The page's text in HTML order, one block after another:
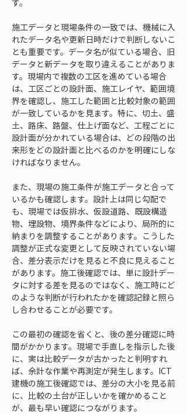
す。
施工データと現場条件の一致では、機械に入
れたデータ名や更新日時だけで判断しないこ
とも重要です。データ名が似ている場合、旧
データと新データを取り違えることがありま
す。現場内で複数の工区を進めている場合
は、工区ごとの設計面、施工レイヤ、範囲境
界を確認し、施工した範囲と比較対象の範囲
が一致しているかを見ます。特に、切土、盛
土、路床、路盤、仕上げ面など、工程ごとに
設計面が分かれている場合は、どの段階の出
来形をどの設計面と比べるのかを明確にしな
ければなりません。
また、現場の施工条件が施工データと合って
いるかも確認します。設計上は同じ勾配で
も、現場では仮排水、仮設道路、既設構造
物、埋設物、境界条件などにより、局所的に
納まりを調整することがあります。こうした
調整が正式な変更として反映されていない場
合、差分表示だけを見ると不良に見えること
があります。施工後確認では、単に設計デー
タに対する差を見るのではなく、施工時にど
のような判断が行われたかを確認記録と照ら
し合わせることが必要です。
この最初の確認を省くと、後の差分確認に時
間がかかります。現場で手直しを指示した後
に、実は比較データが古かったと判明すれ
ば、余計な作業や再測定が発生します。ICT
建機の施工後確認では、差分の大小を見る前
に、比較の土台が正しいかを確かめること
が、最も早い確認につながります。